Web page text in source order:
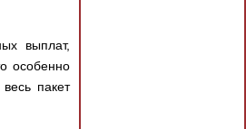
выплат,
особенно
пакет